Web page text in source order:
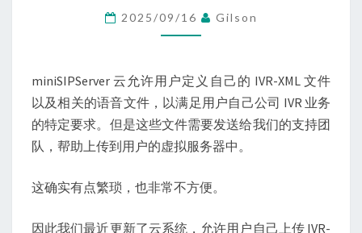
IVR-
XML
及
语
音
文
2025/09/16 Gilson
miniSIPServer 云允许用户定义自己的 IVR-XML 文件
以及相关的语音文件，以满足用户自己公司 IVR 业务
的特定要求。但是这些文件需要发送给我们的支持团
队，帮助上传到用户的虚拟服务器中。
这确实有点繁琐，也非常不方便。
因此我们最近更新了云系统，允许用户自己上传 IVR-